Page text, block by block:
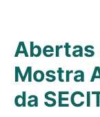
Abertas
Mostra
da